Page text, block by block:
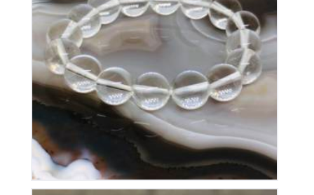
Bracelet Cristal de Roche
30